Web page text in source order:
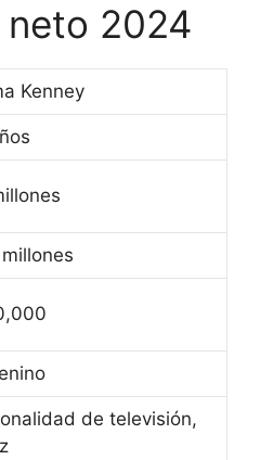
neto 2024
Kenney
de televisión,